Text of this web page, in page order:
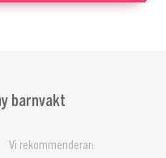
barnvakt
Vi rekommenderar: